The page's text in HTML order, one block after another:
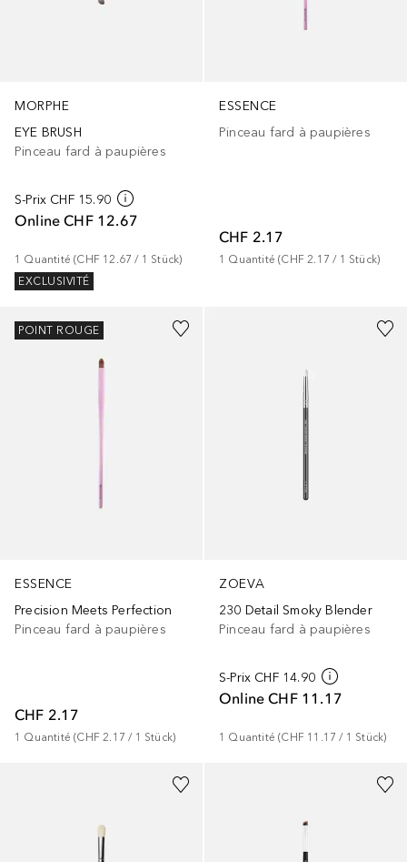
MORPHE
EYE BRUSH
Pinceau fard à paupières
S-Prix CHF 15.90
Online CHF 12.67
1 Quantité (CHF 12.67 / 1 Stück)
EXCLUSIVITÉ
ESSENCE
Pinceau fard à paupières
CHF 2.17
1 Quantité (CHF 2.17 / 1 Stück)
ESSENCE
Precision Meets Perfection
Pinceau fard à paupières
CHF 2.17
1 Quantité (CHF 2.17 / 1 Stück)
POINT ROUGE
ZOEVA
230 Detail Smoky Blender
Pinceau fard à paupières
S-Prix CHF 14.90
Online CHF 11.17
1 Quantité (CHF 11.17 / 1 Stück)